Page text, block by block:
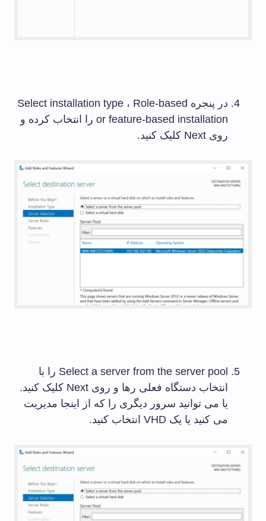
در پنجره Select installation type ، Role-based
or feature-based installation را انتخاب کرده و
روی Next کلیک کنید.
Select a server from the server pool را با
انتخاب دستگاه فعلی رها و روی Next کلیک کنید.
یا می توانید سرور دیگری را که از اینجا مدیریت
می کنید یا یک VHD انتخاب کنید.